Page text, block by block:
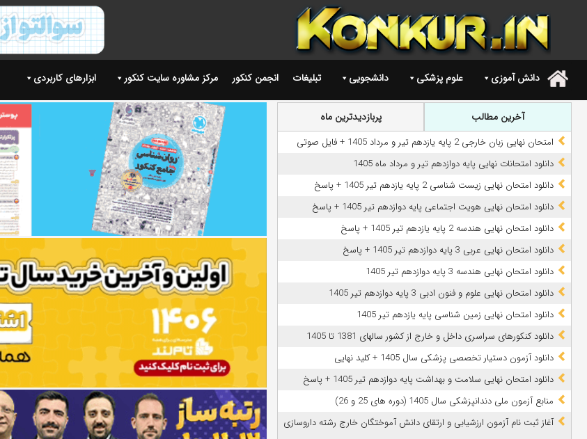
. دانش آموزی علوم پزشکی دانشجویی تبلیغات انجمن کنکور مرکز مشاوره سایت کنکور ابزارهای کاربردی
آخرین مطالب پربازدیدترین ماه
امتحان نهایی زبان خارجی 2 پایه یازدهم تیر و مرداد 1405 + فایل صوتی
دانلود امتحانات نهایی پایه دوازدهم تیر و مرداد ماه 1405
دانلود امتحان نهایی زیست شناسی 2 پایه یازدهم تیر 1405 + پاسخ
دانلود امتحان نهایی هویت اجتماعی پایه دوازدهم تیر 1405 + پاسخ
دانلود امتحان نهایی هندسه 2 پایه یازدهم تیر 1405 + پاسخ
دانلود امتحان نهایی عربی 3 پایه دوازدهم تیر 1405 + پاسخ
دانلود امتحان نهایی هندسه 3 پایه دوازدهم تیر 1405
دانلود امتحان نهایی علوم و فنون ادبی 3 پایه دوازدهم تیر 1405
دانلود امتحان نهایی زمین شناسی پایه یازدهم تیر 1405
دانلود کنکورهای سراسری داخل و خارج از کشور سالهای 1381 تا 1405
دانلود آزمون دستیار تخصصی پزشکی سال 1405 + کلید نهایی
دانلود امتحان نهایی سلامت و بهداشت پایه دوازدهم تیر 1405 + پاسخ
ﻣﻨﺎﺑﻊ آزﻣﻮن ﻣﻠﯽ دندانپزشکی سال 1405 (دوره های 25 و 26)
آغاز ثبت نام آزمون‌ ارزشیابی و ارتقای دانش آموختگان خارج رشته داروسازی